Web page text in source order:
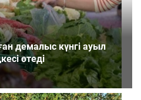
демалыс күнгі ауыл
өтеді